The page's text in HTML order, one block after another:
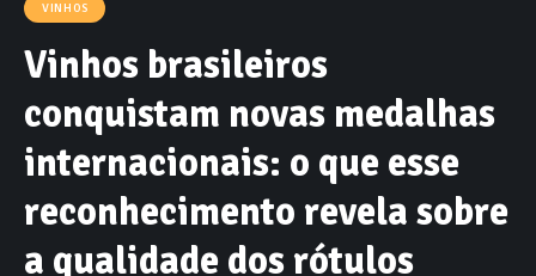
VINHOS
Vinhos brasileiros
conquistam novas medalhas
internacionais: o que esse
reconhecimento revela sobre
a qualidade dos rótulos